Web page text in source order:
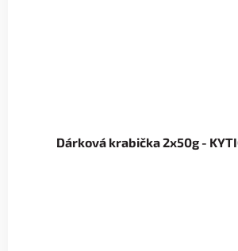
Dárková krabička 2x50g -